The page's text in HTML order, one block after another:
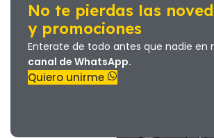
No te pierdas las
y promociones
Enterate de todo antes que nadie en
canal de WhatsApp.
Quiero unirme